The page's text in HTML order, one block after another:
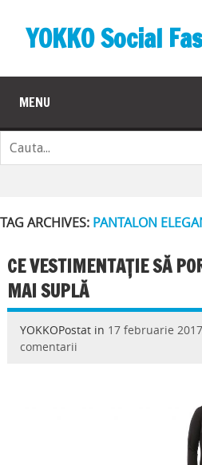
YOKKO Social
MENU
TAG ARCHIVES: PANTALON
CE VESTIMENTAȚIE SĂ
MAI SUPLĂ
YOKKOPostat in 17 februarie 2017
comentarii